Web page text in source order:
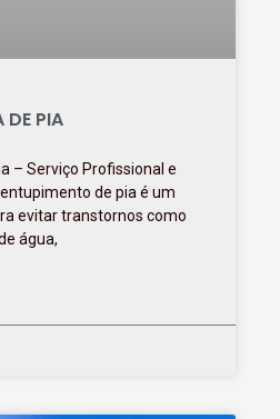
DE PIA
– Serviço Profissional e
de pia é um
evitar transtornos como
água,